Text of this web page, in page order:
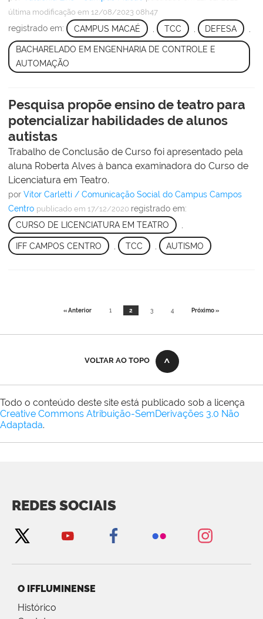
última modificação em 12/08/2023 08h47
registrado em: CAMPUS MACAÉ TCC DEFESA
BACHARELADO EM ENGENHARIA DE CONTROLE E
AUTOMAÇÃO
Pesquisa propõe ensino de teatro para
potencializar habilidades de alunos
autistas
Trabalho de Conclusão de Curso foi apresentado pela
aluna Roberta Alves à banca examinadora do Curso de
Licenciatura em Teatro.
por Vitor Carletti / Comunicação Social do Campus Campos
Centro publicado em 17/12/2020 registrado em:
CURSO DE LICENCIATURA EM TEATRO
IFF CAMPOS CENTRO TCC AUTISMO
« Anterior 1 2 3 4 Próximo »
VOLTAR AO TOPO
Todo o conteúdo deste site está publicado sob a licença
Creative Commons Atribuição-SemDerivações 3.0 Não
Adaptada.
REDES SOCIAIS
O IFFLUMINENSE
Histórico